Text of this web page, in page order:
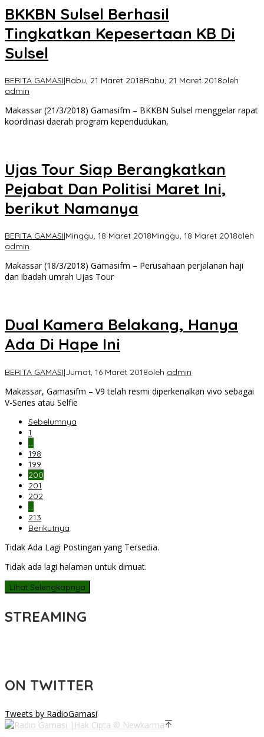
BKKBN Sulsel Berhasil
Tingkatkan Kepesertaan KB Di
Sulsel
BERITA GAMASI|Rabu, 21 Maret 2018Rabu, 21 Maret 2018oleh
admin
Makassar (21/3/2018) Gamasifm – BKKBN Sulsel menggelar rapat
koordinasi daerah program kependudukan,
Ujas Tour Siap Berangkatkan
Pejabat Dan Politisi Maret Ini,
berikut Namanya
BERITA GAMASI|Minggu, 18 Maret 2018Minggu, 18 Maret 2018oleh
admin
Makassar (18/3/2018) Gamasifm – Perusahaan perjalanan haji
dan ibadah umrah Ujas Tour
Dual Kamera Belakang, Hanya
Ada Di Hape Ini
BERITA GAMASI|Jumat, 16 Maret 2018oleh admin
Makassar, Gamasifm – V9 telah resmi diperkenalkan vivo sebagai
V-Series atau Selfie
Sebelumnya
1
…
198
199
200
201
202
…
213
Berikutnya
Tidak Ada Lagi Postingan yang Tersedia.
Tidak ada lagi halaman untuk dimuat.
Lihat Selengkapnya
STREAMING
ON TWITTER
Tweets by RadioGamasi
Hak Cipta © Newkarma